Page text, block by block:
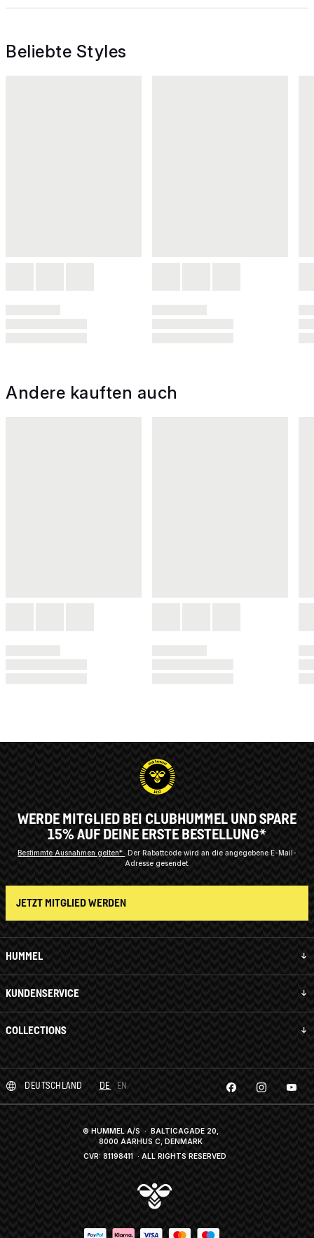
Beliebte Styles
Andere kauften auch
HUMMEL
KUNDENSERVICE
COLLECTIONS
WERDE MITGLIED BEI CLUBHUMMEL UND SPARE
15% AUF DEINE ERSTE BESTELLUNG*
Bestimmte Ausnahmen gelten*
Der Rabattcode wird an die angegebene E-Mail-
Adresse gesendet.
JETZT MITGLIED WERDEN
DEUTSCHLAND DE EN
© HUMMEL A/S · BALTICAGADE 20,
8000 AARHUS C, DENMARK
CVR: 81198411
· ALL RIGHTS RESERVED